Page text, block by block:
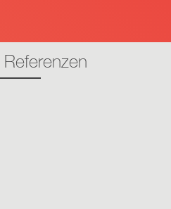
Referenzen